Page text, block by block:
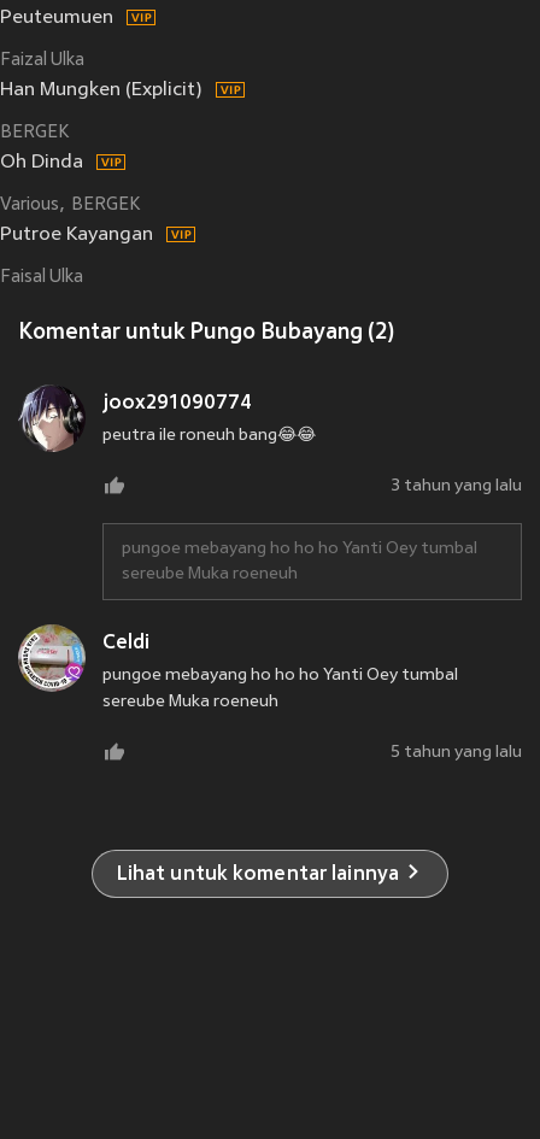
Peuteumuen
Faizal Ulka
Han Mungken (Explicit)
BERGEK
Oh Dinda
Various BERGEK
Putroe Kayangan
Faisal Ulka
Komentar untuk Pungo Bubayang (2)
joox291090774
peutra ile roneuh bang😂😂
3 tahun yang lalu
pungoe mebayang ho ho ho Yanti Oey tumbal
sereube Muka roeneuh
Celdi
pungoe mebayang ho ho ho Yanti Oey tumbal
sereube Muka roeneuh
5 tahun yang lalu
Lihat untuk komentar lainnya